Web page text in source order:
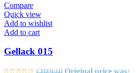
Compare
Quick view
Add to wishlist
Add to cart
Gellack 015
Original price was: